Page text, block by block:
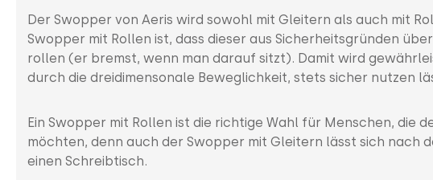
Der Swopper von Aeris wird sowohl mit Gleitern als auch mit
Swopper mit Rollen ist, dass dieser aus Sicherheitsgründen
rollen (er bremst, wenn man darauf sitzt). Damit wird
durch die dreidimensonale Beweglichkeit, stets sicher nutzen
Ein Swopper mit Rollen ist die richtige Wahl für Menschen, die
möchten, denn auch der Swopper mit Gleitern lässt sich nach
einen Schreibtisch.